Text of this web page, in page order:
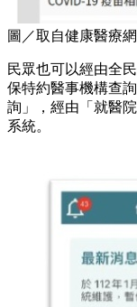
圖／取自健康醫療網
民眾也可以經由全
保特約醫事機構查
詢」，經由「就醫
系統。